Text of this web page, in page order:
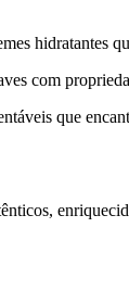
hidratantes
com
que